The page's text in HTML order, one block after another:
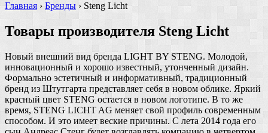
Главная › Бренды › Steng Licht
Товары производителя Steng Licht
Новый внешний вид бренда LIGHT BY STENG. Молодой,
инновационный и хорошо известный, утонченный дизайн.
Формально эстетичный и информативный, традиционный
бренд из Штутгарта представляет себя в новом облике. Яркий
красный цвет STENG остается в новом логотипе. В то же
время, STENG LICHT AG меняет свой профиль современным
способом. И это имеет веские причины. С лета 2014 года его